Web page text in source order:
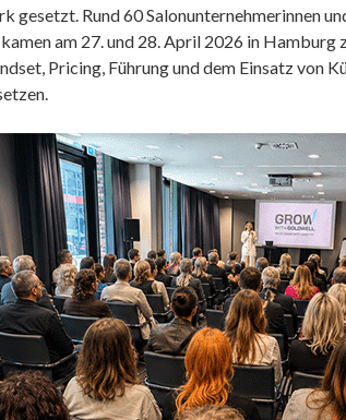
gesetzt. Rund 60 Salonunternehmerinnen
am 27. und 28. April 2026 in Hamburg
Pricing, Führung und dem Einsatz von